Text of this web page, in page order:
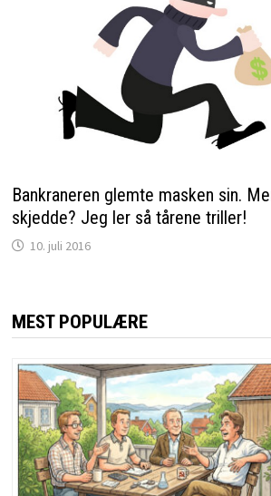
Bankraneren glemte masken sin.
skjedde? Jeg ler så tårene triller!
10. juli 2016
MEST POPULÆRE